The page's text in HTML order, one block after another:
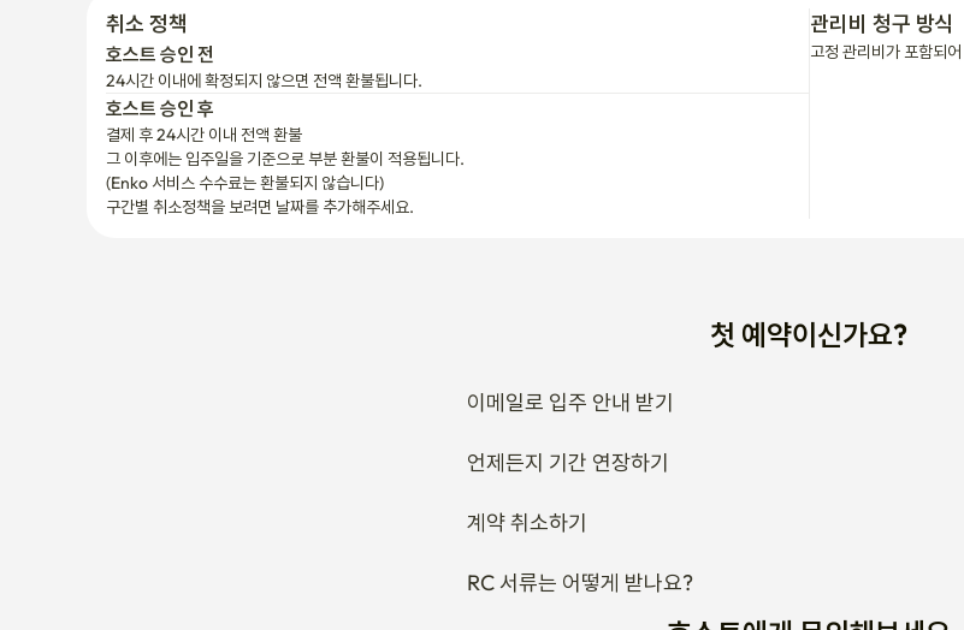
취소 정책
호스트 승인 전
24시간 이내에 확정되지 않으면 전액 환불됩니다.
호스트 승인 후
결제 후 24시간 이내 전액 환불
그 이후에는 입주일을 기준으로 부분 환불이 적용됩니다.
(Enko 서비스 수수료는 환불되지 않습니다)
구간별 취소정책을 보려면 날짜를 추가해주세요.
관리비 청구 방식
고정 관리비가 포함되
첫 예약이신가요?
이메일로 입주 안내 받기
언제든지 기간 연장하기
계약 취소하기
RC 서류는 어떻게 받나요?